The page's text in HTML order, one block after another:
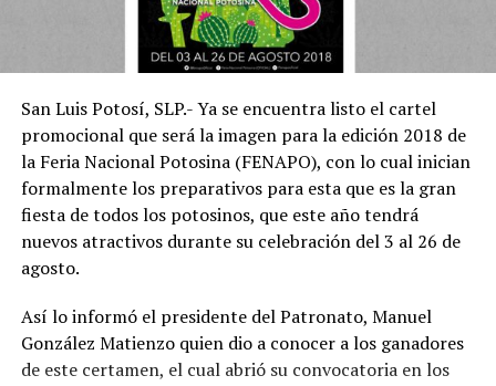
San Luis Potosí, SLP.- Ya se encuentra listo el cartel
promocional que será la imagen para la edición 2018 de
la Feria Nacional Potosina (FENAPO), con lo cual inician
formalmente los preparativos para esta que es la gran
fiesta de todos los potosinos, que este año tendrá
nuevos atractivos durante su celebración del 3 al 26 de
agosto.
Así lo informó el presidente del Patronato, Manuel
González Matienzo quien dio a conocer a los ganadores
de este certamen, el cual abrió su convocatoria en los